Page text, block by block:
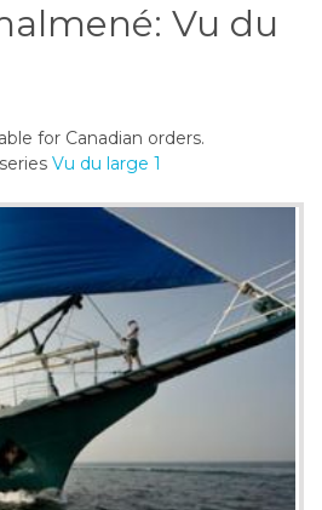
Vu du
for Canadian orders.
Vu du large 1